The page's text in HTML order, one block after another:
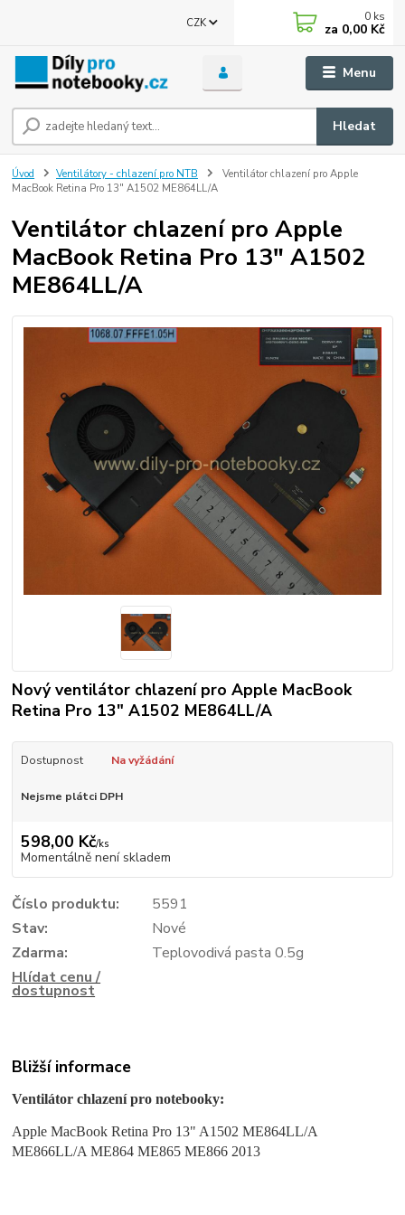
Menu
CZK
Hledat
0 ks
za 0,00 Kč
Úvod Ventilátory - chlazení pro NTB
Ventilátor chlazení pro Apple
MacBook Retina Pro 13" A1502 ME864LL/A
Ventilátor chlazení pro Apple
MacBook Retina Pro 13" A1502
ME864LL/A
Nový ventilátor chlazení pro Apple MacBook
Retina Pro 13" A1502 ME864LL/A
Dostupnost Na vyžádání
Nejsme plátci DPH
598,00 Kč/ks
Momentálně není skladem
Číslo produktu:
5591
Stav:
Nové
Zdarma:
Teplovodivá pasta 0.5g
Hlídat cenu /
dostupnost
Bližší informace
Ventilátor chlazení pro notebooky:
Apple MacBook Retina Pro 13" A1502 ME864LL/A
ME866LL/A ME864 ME865 ME866 2013